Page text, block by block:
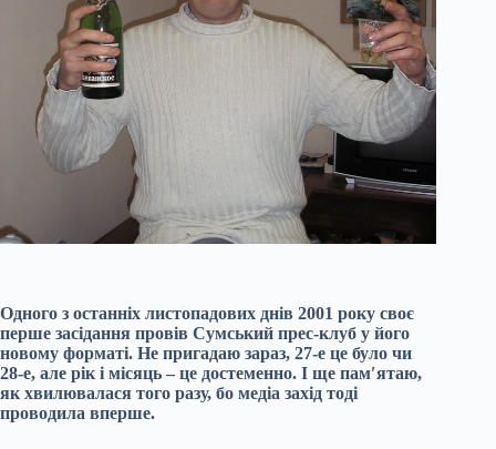
Одного з останніх листопадових днів 2001 року своє
перше засідання провів Сумський прес-клуб у його
новому форматі. Не пригадаю зараз, 27-е це було чи
28-е, але рік і місяць – це достеменно. І ще памʹятаю,
як хвилювалася того разу, бо медіа захід тоді
проводила вперше.